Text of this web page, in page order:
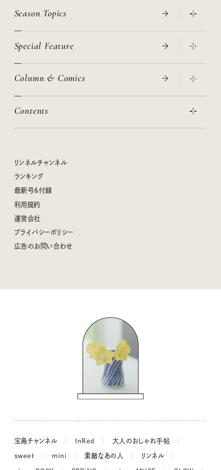
Season Topics
真夏のひんやりグッズ 2026
ニトリ・イケア・無印良品で賢くおしゃれなインテリア
絶品、お餅レシピ大集合！
クラフトビール案内
母の日に贈りたい、お花モチーフのアイテム
Special Feature
2026年春夏 トレンドファッションニュース
女子旅おすすめスポット 暮らすように心地いいリンネル旅ガイ
リンネル 暮らしの道具大賞
ナチュラルメイクレッスン
喜ばれる贈り物手帖
猫と一緒に心地いい暮らし
Column & Comics
ぐれいさん
空想喫茶トラノコクさんのあの店この店、喫茶訪問日記
圷みほさんのゆるっと週末キャンプ通信
豆柴・まもるくんの旅日記
柳沢小実さんのお散歩するようなゆるり旅
valoさんのかわいいもの探し
コウケンテツのヒトワザ巡り
ノーラのフィンランド旅気分
吉田羊さんの着物と12のアソビゴコロ
長谷川あかりさんの今週もお疲れ様つまみ
Contents
リンネル暮らし部
リンネルチャンネル
おぱんつ君のわくわく楽しい一週間占い
毎日が心地よくなるリンネルタロット
リンネルチャンネル
ランキング
最新号&付録
利用規約
運営会社
プライバシーポリシー
広告のお問い合わせ
宝島チャンネル InRed 大人のおしゃれ手帖
sweet mini 素敵なあの人 リンネル